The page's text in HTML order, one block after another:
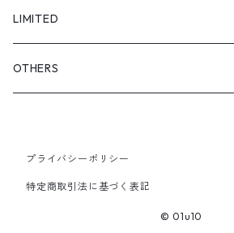
FULL DIVE
iCONOLOGY
TOPS
OUTER
SHOES & ACCESSORY
LIMITED
OTHERS
プライバシーポリシー
特定商取引法に基づく表記
© 01u10